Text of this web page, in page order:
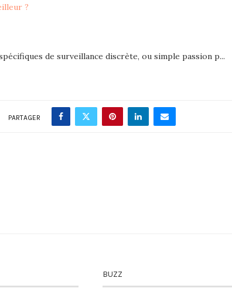
?
de surveillance discrète, ou simple passion p...
PARTAGER
BUZZ